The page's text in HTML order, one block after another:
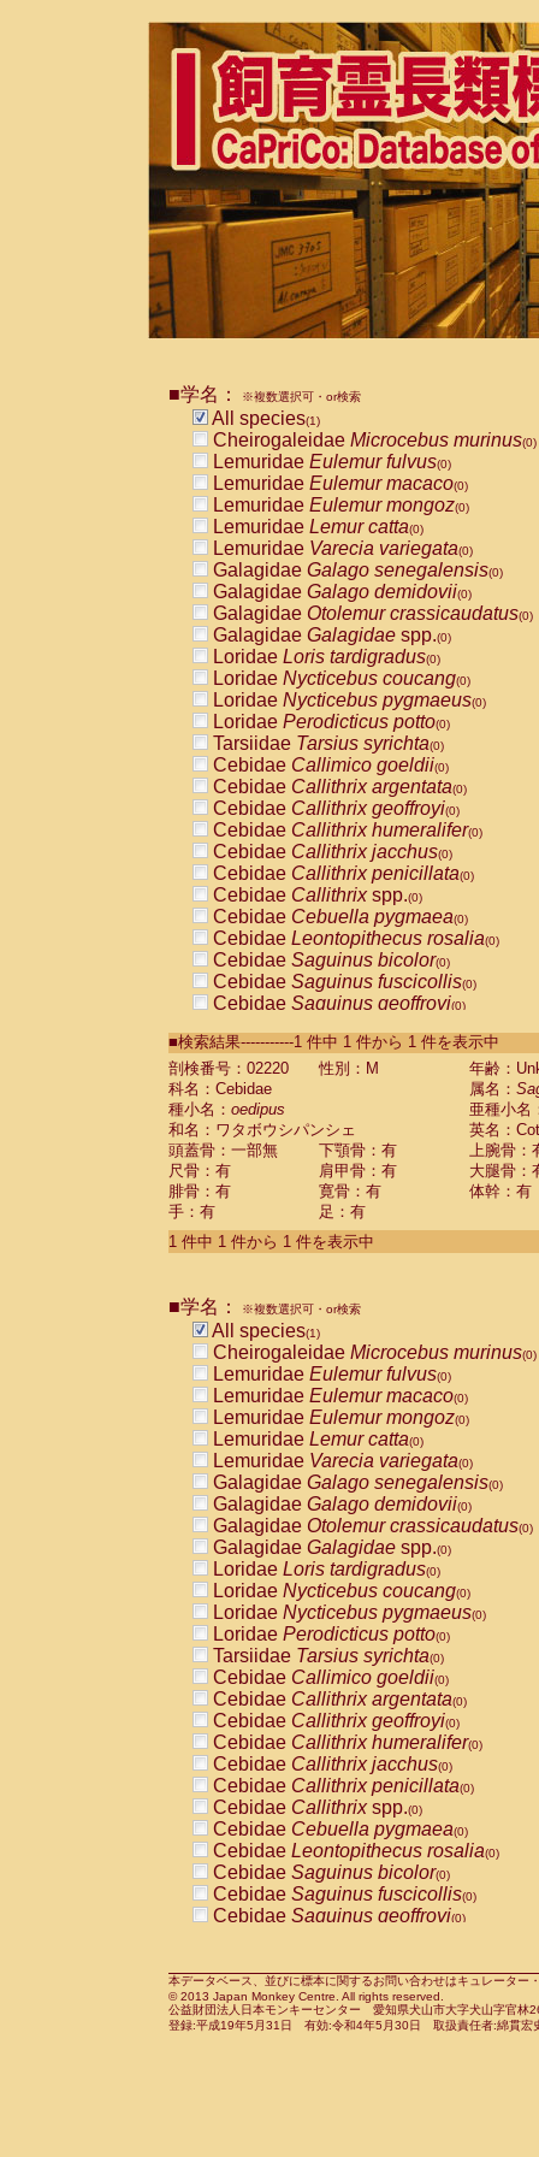
■学名： ※複数選択可・or検索
All species(1)
Cheirogaleidae Microcebus murinus(0)
Lemuridae Eulemur fulvus(0)
Lemuridae Eulemur macaco(0)
Lemuridae Eulemur mongoz(0)
Lemuridae Lemur catta(0)
Lemuridae Varecia variegata(0)
Galagidae Galago senegalensis(0)
Galagidae Galago demidovii(0)
Galagidae Otolemur crassicaudatus(0)
Galagidae Galagidae spp.(0)
Loridae Loris tardigradus(0)
Loridae Nycticebus coucang(0)
Loridae Nycticebus pygmaeus(0)
Loridae Perodicticus potto(0)
Tarsiidae Tarsius syrichta(0)
Cebidae Callimico goeldii(0)
Cebidae Callithrix argentata(0)
Cebidae Callithrix geoffroyi(0)
Cebidae Callithrix humeralifer(0)
Cebidae Callithrix jacchus(0)
Cebidae Callithrix penicillata(0)
Cebidae Callithrixspp.(0)
Cebidae Cebuella pygmaea(0)
Cebidae Leontopithecus rosalia(0)
Cebidae Saguinus bicolor(0)
Cebidae Saguinus fuscicollis(0)
Cebidae Saguinus geoffroyi(0)
CebidaeSaguinus labiatus(0)
Cebidae Saguinus leucopus (0)
Cebidae
Cebidae
CebidaeSaguinus nigricollis (0)
Cebidae Saguinus oedipus
Cebidae Saguinus weddelli
Cebidae Saguinusspp.
Cebidae Aotus trivirgatus
Cebidae Cebus albifrons
CebidaeCebus nigrivittatus
CebidaeCebus
CebidaeSaimiri boliviensis(0)
CebidaeSaimiri sciureus(0)
AtelidaeAlouatta caraya(0)
AtelidaeAlouatta fusca(0)
AtelidaeAlouatta seniculus
AtelidaeAlouattaspp.(0)
AtelidaeAteles belzebuth(0)
AtelidaeAteles geoffroyi(0)
AtelidaeAteles paniscus(0)
AtelidaeAtelesspp.(0)
Atelidae Lagothrix lagothricha
AtelidaeLagothrix lagothricha cana
PitheciidaeCacajao calvus
PitheciidaeCallicebus cupreus
PitheciidaeCallicebus donacophilus
PitheciidaeCallicebus moloch
PitheciidaeCallicebus torquatus
PitheciidaeCallicebusspp.(0)
PitheciidaeChiropotes satanas(0)
PitheciidaePithecia monachus
PitheciidaePithecia pithecia(0)
CercopithecidaeCercocebus agilis
CercopithecidaeCercocebus
CercopithecidaeCercocebus
CercopithecidaeCercocebus
CercopithecidaeCercocebus
CercopithecidaeCercocebushybrid
CercopithecidaePapio anubis(0)
CercopithecidaePapio cynocephalus
CercopithecidaePapio hamadryas(0)
■検索結果-----------1 件中 1 件から 1 件を表示中
剖検番号：02220
性別：M
年齢：
科名：Cebidae
属名：
種小名： oedipus
亜種小名
和名：ワタボウシパンシェ
英名：
頭蓋骨：一部無
下顎骨：有
上腕骨：
尺骨：有
肩甲骨：有
大腿骨：
腓骨：有
寛骨：有
体幹：有
手：有
足：有
1 件中 1 件から 1 件を表示中
■学名： ※複数選択可・or検索
All species(1)
Cheirogaleidae Microcebus murinus(0)
Lemuridae Eulemur fulvus(0)
Lemuridae Eulemur macaco(0)
Lemuridae Eulemur mongoz(0)
Lemuridae Lemur catta(0)
Lemuridae Varecia variegata(0)
Galagidae Galago senegalensis(0)
Galagidae Galago demidovii(0)
Galagidae Otolemur crassicaudatus(0)
Galagidae Galagidae spp.(0)
Loridae Loris tardigradus(0)
Loridae Nycticebus coucang(0)
Loridae Nycticebus pygmaeus(0)
Loridae Perodicticus potto(0)
Tarsiidae Tarsius syrichta(0)
Cebidae Callimico goeldii(0)
Cebidae Callithrix argentata(0)
Cebidae Callithrix geoffroyi(0)
Cebidae Callithrix humeralifer(0)
Cebidae Callithrix jacchus(0)
Cebidae Callithrix penicillata(0)
Cebidae Callithrixspp.(0)
Cebidae Cebuella pygmaea(0)
Cebidae Leontopithecus rosalia(0)
Cebidae Saguinus bicolor(0)
Cebidae Saguinus fuscicollis(0)
Cebidae Saguinus geoffroyi(0)
CebidaeSaguinus leucopus(0)
CebidaeSaguinus midas(0)
Cebidae Saguinus mystax(0)
本データベース、並びに標本に関するお問い合わせはキュレータ
© 2013 Japan Monkey Centre. All rights reserved.
公益財団法人日本モンキーセンター 愛知県犬山市大字犬山字官
登録:平成19年5月31日 有効:令和4年5月30日 取扱責任者:綿貫宏